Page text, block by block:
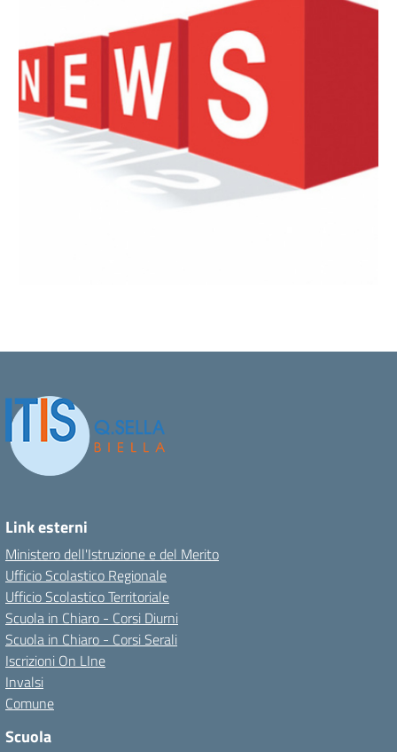
Link esterni
Ministero dell'Istruzione e del Merito
Ufficio Scolastico Regionale
Ufficio Scolastico Territoriale
Scuola in Chiaro - Corsi Diurni
Scuola in Chiaro - Corsi Serali
Iscrizioni On LIne
Invalsi
Comune
Scuola